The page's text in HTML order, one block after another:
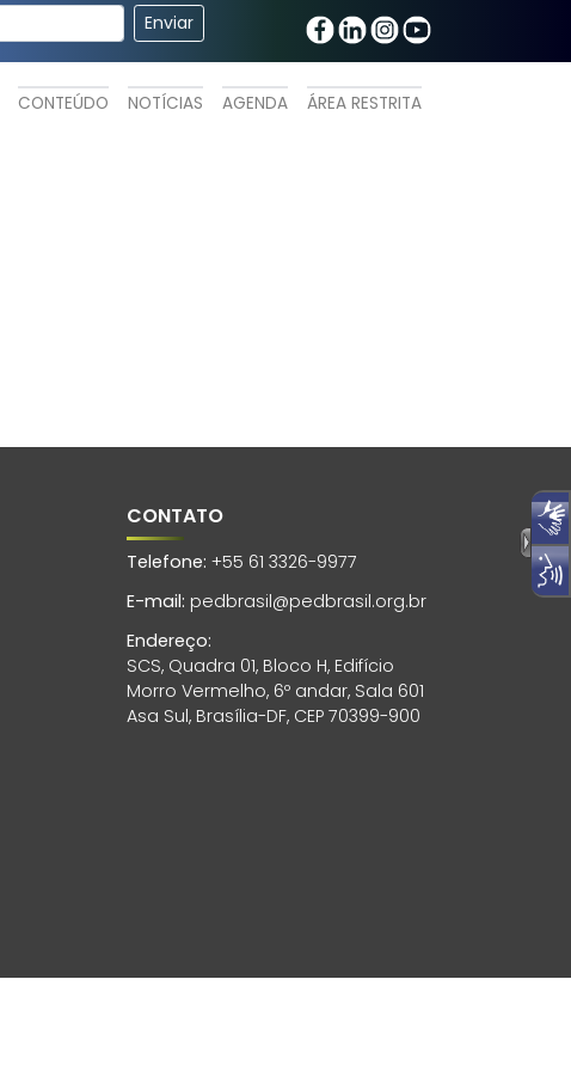
CONTEÚDO NOTÍCIAS AGENDA ÁREA RESTRITA
CONTATO
Telefone: +55 61 3326-9977
E-mail: pedbrasil@pedbrasil.org.br
Endereço:
SCS, Quadra 01, Bloco H, Edifício
Morro Vermelho, 6º andar, Sala 601
Asa Sul, Brasília-DF, CEP 70399-900